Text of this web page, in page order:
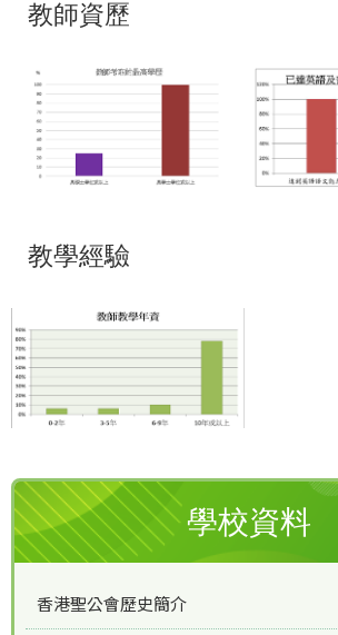
教師資歷
教學經驗
學校資料
香港聖公會歷史簡介